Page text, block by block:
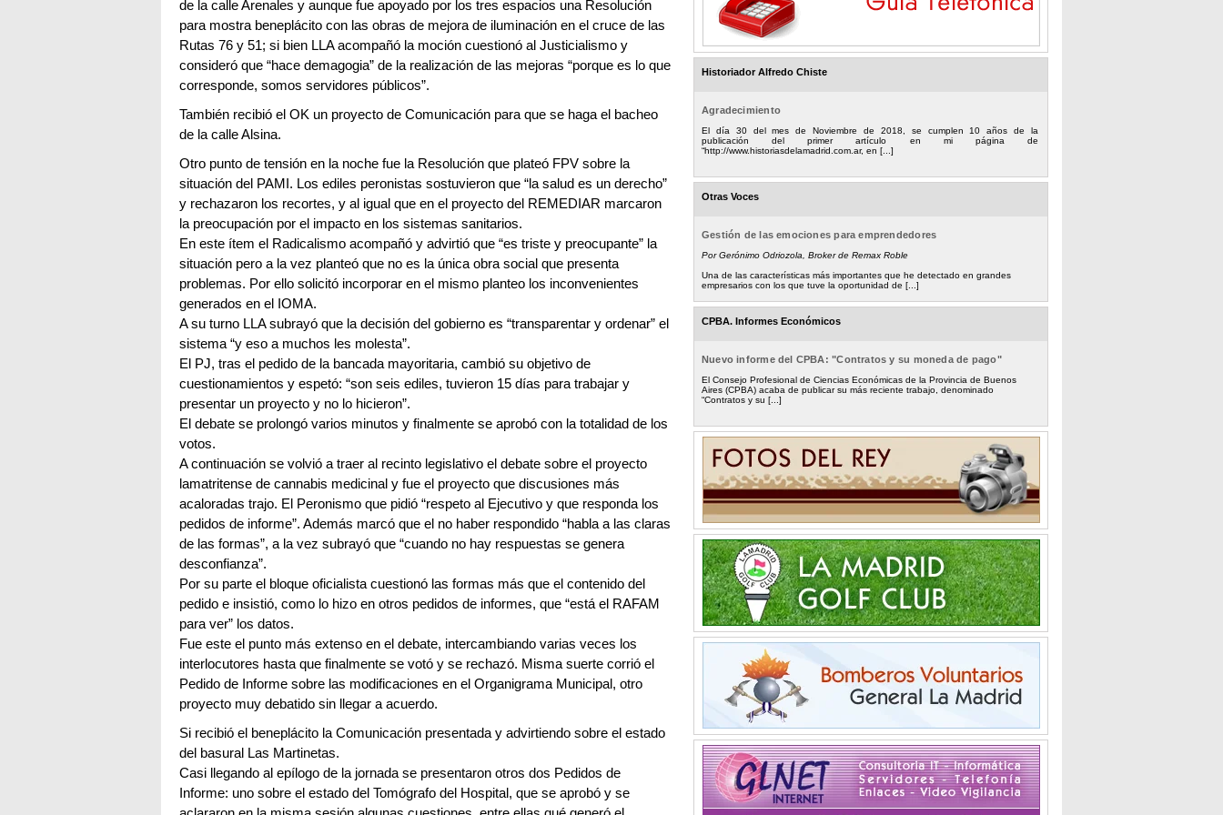
de la calle Arenales y aunque fue apoyado por los tres espacios una Resolución
para mostra beneplácito con las obras de mejora de iluminación en el cruce de las
Rutas 76 y 51; si bien LLA acompañó la moción cuestionó al Justicialismo y
consideró que “hace demagogia” de la realización de las mejoras “porque es lo que
corresponde, somos servidores públicos”.
También recibió el OK un proyecto de Comunicación para que se haga el bacheo
de la calle Alsina.
Otro punto de tensión en la noche fue la Resolución que plateó FPV sobre la
situación del PAMI. Los ediles peronistas sostuvieron que “la salud es un derecho”
y rechazaron los recortes, y al igual que en el proyecto del REMEDIAR marcaron
la preocupación por el impacto en los sistemas sanitarios.
En este ítem el Radicalismo acompañó y advirtió que “es triste y preocupante” la
situación pero a la vez planteó que no es la única obra social que presenta
problemas. Por ello solicitó incorporar en el mismo planteo los inconvenientes
generados en el IOMA.
A su turno LLA subrayó que la decisión del gobierno es “transparentar y ordenar” el
sistema “y eso a muchos les molesta”.
El PJ, tras el pedido de la bancada mayoritaria, cambió su objetivo de
cuestionamientos y espetó: “son seis ediles, tuvieron 15 días para trabajar y
presentar un proyecto y no lo hicieron”.
El debate se prolongó varios minutos y finalmente se aprobó con la totalidad de los
votos.
A continuación se volvió a traer al recinto legislativo el debate sobre el proyecto
lamatritense de cannabis medicinal y fue el proyecto que discusiones más
acaloradas trajo. El Peronismo que pidió “respeto al Ejecutivo y que responda los
pedidos de informe”. Además marcó que el no haber respondido “habla a las claras
de las formas”, a la vez subrayó que “cuando no hay respuestas se genera
desconfianza”.
Por su parte el bloque oficialista cuestionó las formas más que el contenido del
pedido e insistió, como lo hizo en otros pedidos de informes, que “está el RAFAM
para ver” los datos.
Fue este el punto más extenso en el debate, intercambiando varias veces los
interlocutores hasta que finalmente se votó y se rechazó. Misma suerte corrió el
Pedido de Informe sobre las modificaciones en el Organigrama Municipal, otro
proyecto muy debatido sin llegar a acuerdo.
Si recibió el beneplácito la Comunicación presentada y advirtiendo sobre el estado
del basural Las Martinetas.
Casi llegando al epílogo de la jornada se presentaron otros dos Pedidos de
Informe: uno sobre el estado del Tomógrafo del Hospital, que se aprobó y se
Historiador Alfredo Chiste
Agradecimiento
El día 30 del mes de Noviembre de 2018, se cumplen 10 años de la
publicación del primer artículo en mi página de
“http://www.historiasdelamadrid.com.ar, en [...]
Otras Voces
Gestión de las emociones para emprendedores
Por Gerónimo Odriozola, Broker de Remax Roble
Una de las características más importantes que he detectado en grandes
empresarios con los que tuve la oportunidad de [...]
CPBA. Informes Económicos
Nuevo informe del CPBA: "Contratos y su moneda de pago"
El Consejo Profesional de Ciencias Económicas de la Provincia de Buenos
Aires (CPBA) acaba de publicar su más reciente trabajo, denominado
“Contratos y su [...]